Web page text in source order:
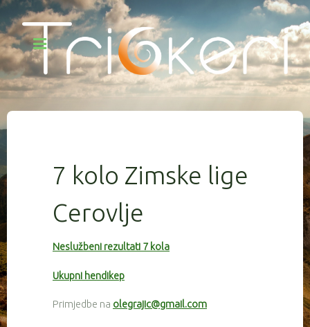
7 kolo Zimske lige
Cerovlje
Neslužbeni rezultati 7 kola
Ukupni hendikep
Primjedbe na olegrajic@gmail.com